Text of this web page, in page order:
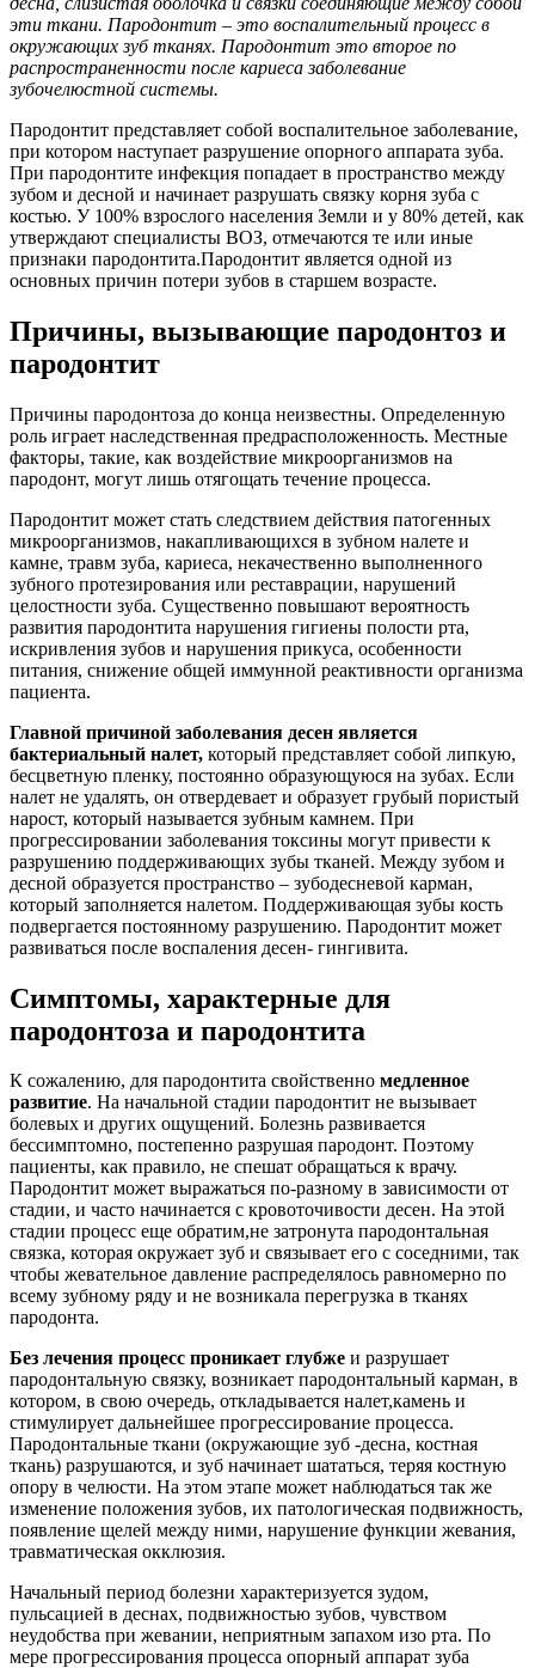
эти ткани. Пародонтит – это воспалительный процесс в
окружающих зуб тканях. Пародонтит это второе по
распространенности после кариеса заболевание
зубочелюстной системы.
Пародонтит представляет собой воспалительное заболевание,
при котором наступает разрушение опорного аппарата зуба.
При пародонтите инфекция попадает в пространство между
зубом и десной и начинает разрушать связку корня зуба с
костью. У 100% взрослого населения Земли и у 80% детей, как
утверждают специалисты ВОЗ, отмечаются те или иные
признаки пародонтита.Пародонтит является одной из
основных причин потери зубов в старшем возрасте.
Причины, вызывающие пародонтоз и
пародонтит
Причины пародонтоза до конца неизвестны. Определенную
роль играет наследственная предрасположенность. Местные
факторы, такие, как воздействие микроорганизмов на
пародонт, могут лишь отягощать течение процесса.
Пародонтит может стать следствием действия патогенных
микроорганизмов, накапливающихся в зубном налете и
камне, травм зуба, кариеса, некачественно выполненного
зубного протезирования или реставрации, нарушений
целостности зуба. Существенно повышают вероятность
развития пародонтита нарушения гигиены полости рта,
искривления зубов и нарушения прикуса, особенности
питания, снижение общей иммунной реактивности организма
пациента.
Главной причиной заболевания десен является
бактериальный налет, который представляет собой липкую,
бесцветную пленку, постоянно образующуюся на зубах. Если
налет не удалять, он отвердевает и образует грубый пористый
нарост, который называется зубным камнем. При
прогрессировании заболевания токсины могут привести к
разрушению поддерживающих зубы тканей. Между зубом и
десной образуется пространство – зубодесневой карман,
который заполняется налетом. Поддерживающая зубы кость
подвергается постоянному разрушению. Пародонтит может
развиваться после воспаления десен- гингивита.
Симптомы, характерные для
пародонтоза и пародонтита
К сожалению, для пародонтита свойственно медленное
развитие. На начальной стадии пародонтит не вызывает
болевых и других ощущений. Болезнь развивается
бессимптомно, постепенно разрушая пародонт. Поэтому
пациенты, как правило, не спешат обращаться к врачу.
Пародонтит может выражаться по-разному в зависимости от
стадии, и часто начинается с кровоточивости десен. На этой
стадии процесс еще обратим,не затронута пародонтальная
связка, которая окружает зуб и связывает его с соседними, так
чтобы жевательное давление распределялось равномерно по
всему зубному ряду и не возникала перегрузка в тканях
пародонта.
Без лечения процесс проникает глубже и разрушает
пародонтальную связку, возникает пародонтальный карман, в
котором, в свою очередь, откладывается налет,камень и
стимулирует дальнейшее прогрессирование процесса.
Пародонтальные ткани (окружающие зуб -десна, костная
ткань) разрушаются, и зуб начинает шататься, теряя костную
опору в челюсти. На этом этапе может наблюдаться так же
изменение положения зубов, их патологическая подвижность,
появление щелей между ними, нарушение функции жевания,
травматическая окклюзия.
Начальный период болезни характеризуется зудом,
пульсацией в деснах, подвижностью зубов, чувством
неудобства при жевании, неприятным запахом изо рта. По
мере прогрессирования процесса опорный аппарат зуба